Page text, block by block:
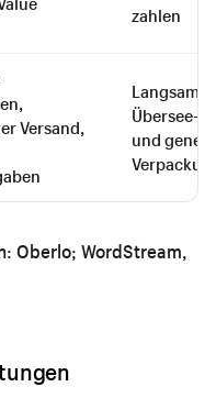
zahlen
Versand,
Langsamer
Übersee-
und
Oberlo; WordStream,